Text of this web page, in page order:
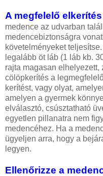
A megfelelő
medence az udvarban
medencebiztonságra
követelményeket
legalább öt láb (1 láb kb.
rajta magasan elhelyezett,
cölöpkerítés a
kerítést, vagy olyat,
amelyen a gyermek
elválasztó, csúsztatható
egyetlen pillanatra nem
medencéhez. Ha a
ügyeljen arra, hogy a
legyen.
Ellenőrizze a